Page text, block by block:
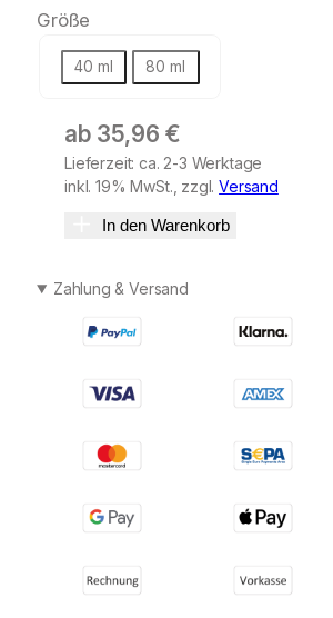
Größe
40 ml 80 ml
ab 35,96 €
Lieferzeit: ca. 2-3 Werktage
inkl. 19% MwSt., zzgl.Versand
In den Warenkorb
Zahlung & Versand